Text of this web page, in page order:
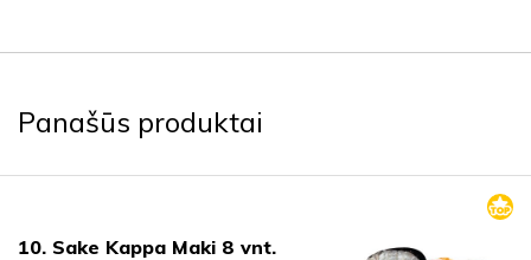
Panašūs produktai
10. Sake Kappa Maki 8 vnt.